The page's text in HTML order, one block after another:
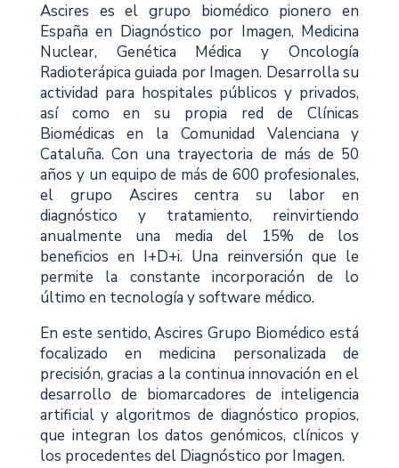
Ascires es el grupo biomédico pionero en
España en Diagnóstico por Imagen, Medicina
Nuclear, Genética Médica y Oncología
Radioterápica guiada por Imagen. Desarrolla su
actividad para hospitales públicos y privados,
así como en su propia red de Clínicas
Biomédicas en la Comunidad Valenciana y
Cataluña. Con una trayectoria de más de 50
años y un equipo de más de 600 profesionales,
el grupo Ascires centra su labor en
diagnóstico y tratamiento, reinvirtiendo
anualmente una media del 15% de los
beneficios en I+D+i. Una reinversión que le
permite la constante incorporación de lo
último en tecnología y software médico.
En este sentido, Ascires Grupo Biomédico está
focalizado en medicina personalizada de
precisión, gracias a la continua innovación en el
desarrollo de biomarcadores de inteligencia
artificial y algoritmos de diagnóstico propios,
que integran los datos genómicos, clínicos y
los procedentes del Diagnóstico por Imagen.